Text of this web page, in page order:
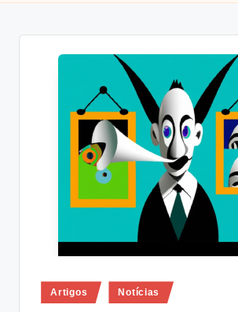
Posted
in
Artigos Notícias